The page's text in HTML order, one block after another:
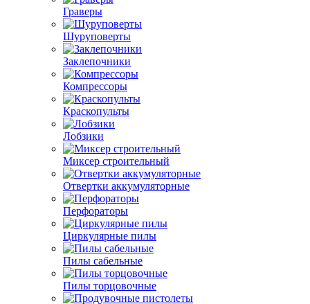
Граверы
Шуруповерты
Заклепочники
Компрессоры
Краскопульты
Лобзики
Миксер строительный
Отвертки аккумуляторные
Перфораторы
Циркулярные пилы
Пилы сабельные
Пилы торцовочные